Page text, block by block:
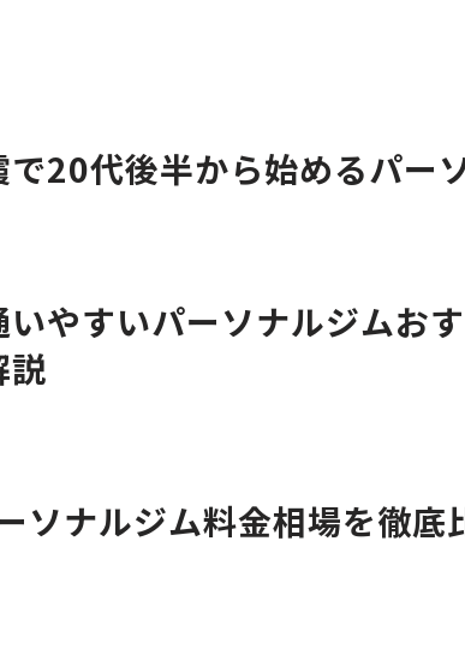
20代後半から始めるパー
やすいパーソナルジムお
説
ソナルジム料金相場を徹